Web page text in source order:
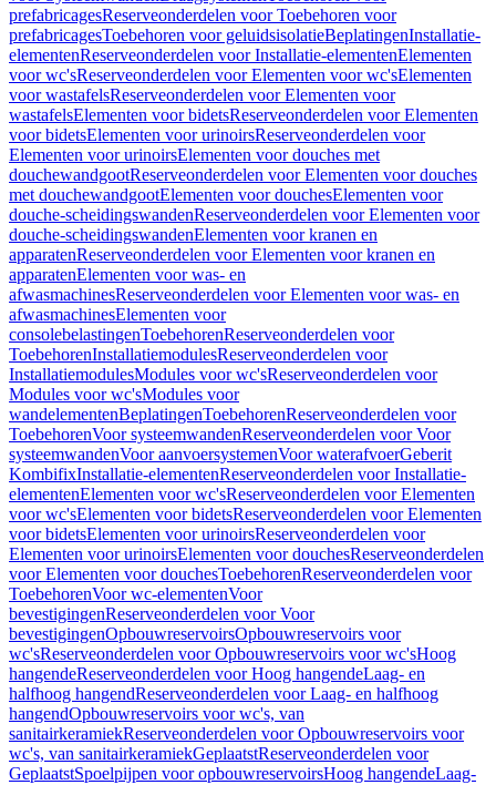
prefabricagesReserveonderdelen voor Toebehoren voor
prefabricagesToebehoren voor geluidsisolatieBeplatingenInstallatie-
elementenReserveonderdelen voor Installatie-elementenElementen
voor wc'sReserveonderdelen voor Elementen voor wc'sElementen
voor wastafelsReserveonderdelen voor Elementen voor
wastafelsElementen voor bidetsReserveonderdelen voor Elementen
voor bidetsElementen voor urinoirsReserveonderdelen voor
Elementen voor urinoirsElementen voor douches met
douchewandgootReserveonderdelen voor Elementen voor douches
met douchewandgootElementen voor douchesElementen voor
douche-scheidingswandenReserveonderdelen voor Elementen voor
douche-scheidingswandenElementen voor kranen en
apparatenReserveonderdelen voor Elementen voor kranen en
apparatenElementen voor was- en
afwasmachinesReserveonderdelen voor Elementen voor was- en
afwasmachinesElementen voor
consolebelastingenToebehorenReserveonderdelen voor
ToebehorenInstallatiemodulesReserveonderdelen voor
InstallatiemodulesModules voor wc'sReserveonderdelen voor
Modules voor wc'sModules voor
wandelementenBeplatingenToebehorenReserveonderdelen voor
ToebehorenVoor systeemwandenReserveonderdelen voor Voor
systeemwandenVoor aanvoersystemenVoor waterafvoerGeberit
KombifixInstallatie-elementenReserveonderdelen voor Installatie-
elementenElementen voor wc'sReserveonderdelen voor Elementen
voor wc'sElementen voor bidetsReserveonderdelen voor Elementen
voor bidetsElementen voor urinoirsReserveonderdelen voor
Elementen voor urinoirsElementen voor douchesReserveonderdelen
voor Elementen voor douchesToebehorenReserveonderdelen voor
ToebehorenVoor wc-elementenVoor
bevestigingenReserveonderdelen voor Voor
bevestigingenOpbouwreservoirsOpbouwreservoirs voor
wc'sReserveonderdelen voor Opbouwreservoirs voor wc'sHoog
hangendeReserveonderdelen voor Hoog hangendeLaag- en
halfhoog hangendReserveonderdelen voor Laag- en halfhoog
hangendOpbouwreservoirs voor wc's, van
sanitairkeramiekReserveonderdelen voor Opbouwreservoirs voor
wc's, van sanitairkeramiekGeplaatstReserveonderdelen voor
GeplaatstSpoelpijpen voor opbouwreservoirsHoog hangendeLaag-